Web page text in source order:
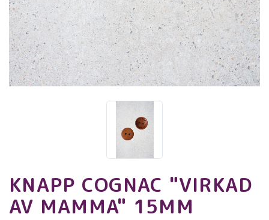
KNAPP COGNAC "VIRKAD
AV MAMMA" 15MM